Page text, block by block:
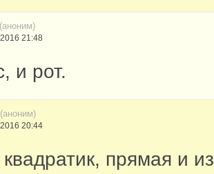
(аноним)
21:48
и рот.
(аноним)
20:44
прямая и